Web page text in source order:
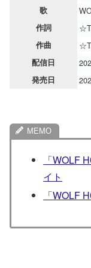
歌
作詞
作曲
配信日
発売日
「WOLF
イト
「WOLF